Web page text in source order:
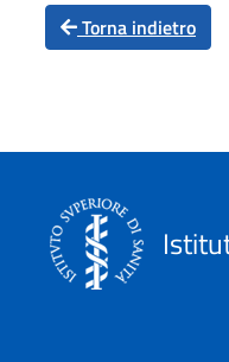
Torna indietro